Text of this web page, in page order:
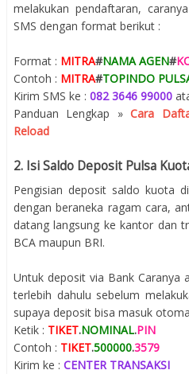
melakukan pendaftaran,
SMS dengan format berikut :
Format : MITRA#NAMA AGEN#
Contoh : MITRA#TOPINDO
Kirim SMS ke : 082 3646 99000
Panduan Lengkap »Cara
Reload
2. Isi Saldo Deposit Pulsa
Pengisian deposit saldo kuota
dengan beraneka ragam cara,
datang langsung ke kantor dan
BCA maupun BRI.
Untuk deposit via Bank Caranya
terlebih dahulu sebelum
supaya deposit bisa masuk
Ketik : TIKET.NOMINAL.PIN
Contoh : TIKET.500000.3579
Kirim ke : CENTER TRANSAKSI